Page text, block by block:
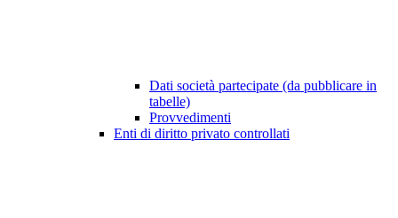
Dati società partecipate (da pubblicare in
tabelle)
Provvedimenti
Enti di diritto privato controllati